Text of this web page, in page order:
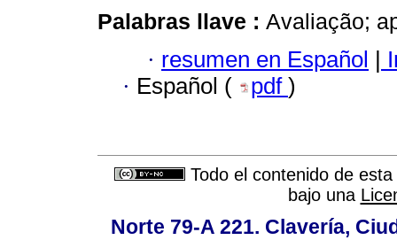
Palabras llave : Avaliação;
· resumen en Español |
· Español ( pdf )
Todo el contenido de
bajo una
Norte 79-A 221. Clavería,